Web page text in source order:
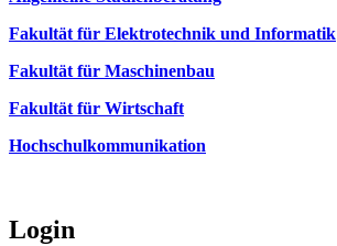
Fakultät für Elektrotechnik und Informatik
Fakultät für Maschinenbau
Fakultät für Wirtschaft
Hochschulkommunikation
Login